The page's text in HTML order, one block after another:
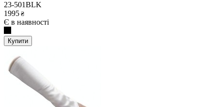
23-501BLK
1995 ₴
Є в наявності
Купити